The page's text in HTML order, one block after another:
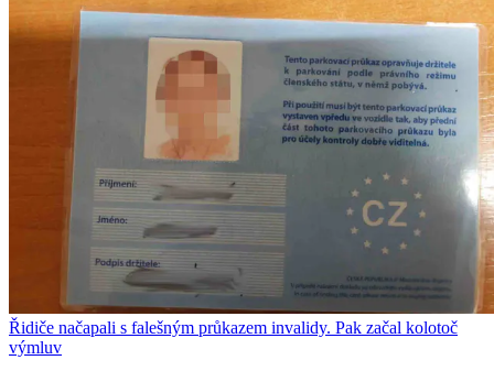
Řidiče načapali s falešným průkazem invalidy. Pak začal kolotoč
výmluv